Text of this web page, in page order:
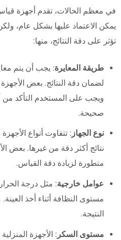
في معظم الحالات، تقدم أجهزة قياس
يمكن الاعتماد عليها بشكل عام،
تؤثر على دقة النتائج، منها:
طريقة المعايرة: يجب أن يتم
لضمان دقة النتائج. بعض الأجهزة
ويجب على المستخدم التأكد من
صحيحة.
نوع الجهاز : تتفاوت أنواع
نتائج أكثر دقة من غيرها. بعض
متطورة لزيادة دقة القياس.
عوامل خارجية: مثل درجة
مستوى النظافة أثناء أخذ
النتيجة.
مستوى السكر : الأجهزة